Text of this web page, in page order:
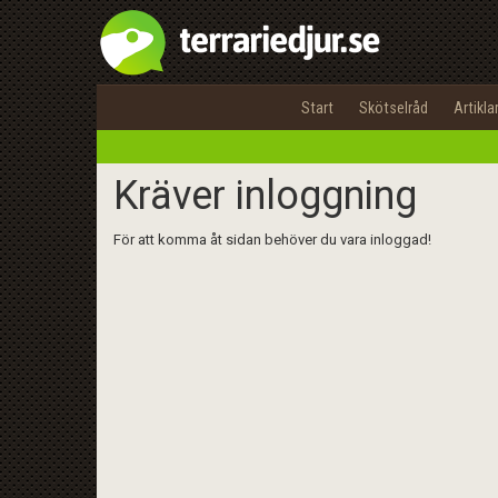
Start Skötselråd Artiklar
Kräver inloggning
För att komma åt sidan behöver du vara inloggad!